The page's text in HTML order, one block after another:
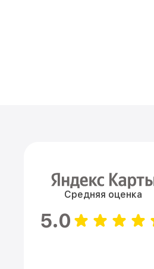
Средняя оценка
5.0